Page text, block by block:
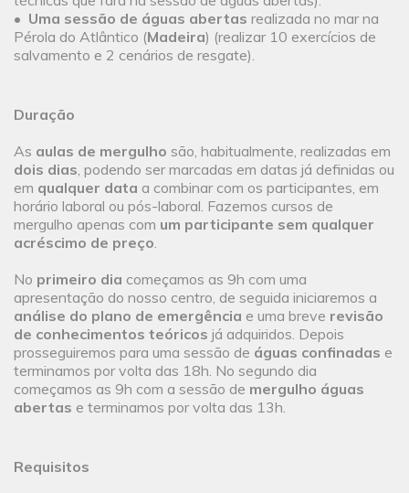
• Uma sessão de águas abertas realizada no mar na
Pérola do Atlântico (Madeira) (realizar 10 exercícios de
salvamento e 2 cenários de resgate).
Duração
As aulas de mergulho são, habitualmente, realizadas em
dois dias, podendo ser marcadas em datas já definidas ou
em qualquer data a combinar com os participantes, em
horário laboral ou pós-laboral. Fazemos cursos de
mergulho apenas com um participante sem qualquer
acréscimo de preço.
No primeiro dia começamos as 9h com uma
apresentação do nosso centro, de seguida iniciaremos a
análise do plano de emergência e uma breve revisão
de conhecimentos teóricos já adquiridos. Depois
prosseguiremos para uma sessão de águas confinadas e
terminamos por volta das 18h. No segundo dia
começamos as 9h com a sessão de mergulho águas
abertas e terminamos por volta das 13h.
Requisitos